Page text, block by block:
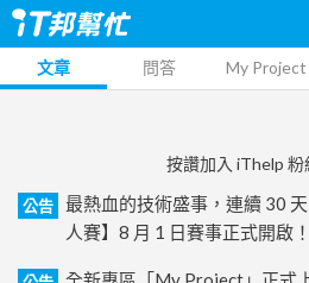
文章 問答 My Project
按讚加入 iThelp 粉
公告
最熱血的技術盛事，連續 30
人賽】8 月 1 日賽事正式開啟！